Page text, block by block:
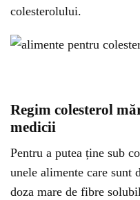
colesterolului.
Regim colesterol
medicii
Pentru a putea ține sub
unele alimente care sunt
doza mare de fibre